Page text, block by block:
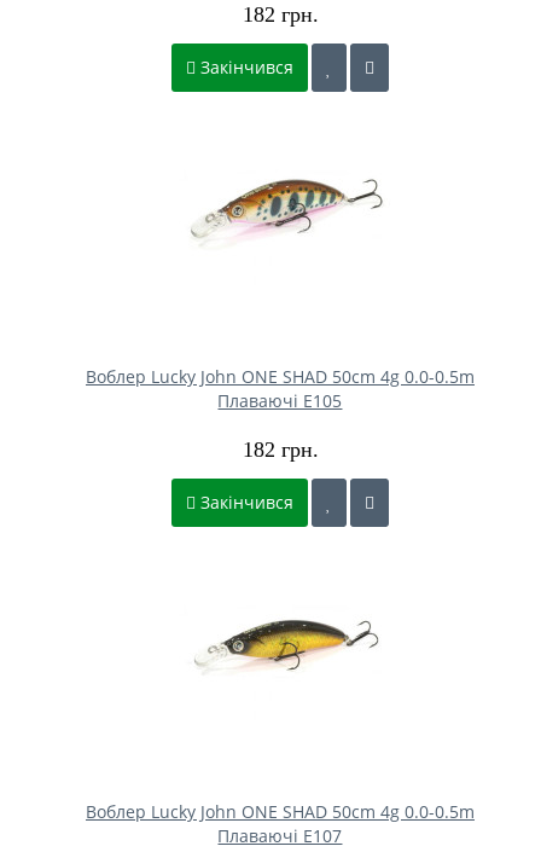
182 грн.
Закінчився
Воблер Lucky John ONE SHAD 50cm 4g 0.0-0.5m
Плаваючі E105
182 грн.
Закінчився
Воблер Lucky John ONE SHAD 50cm 4g 0.0-0.5m
Плаваючі E107